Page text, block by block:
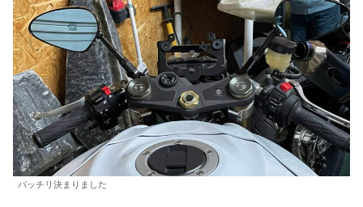
バッチリ決まりました